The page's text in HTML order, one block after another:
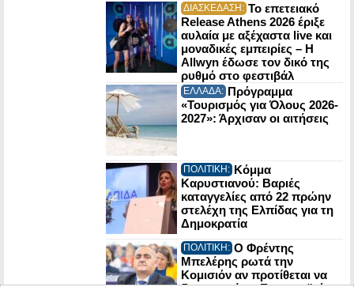
ΔΙΑΣΚΕΔΑΣΗ: Το επετειακό
Release Athens 2026 έριξε
αυλαία με αξέχαστα live και
μοναδικές εμπειρίες – Η
Allwyn έδωσε τον δικό της
ρυθμό στο φεστιβάλ
ΕΛΛΑΔΑ: Πρόγραμμα
«Τουρισμός για Όλους 2026-
2027»: Άρχισαν οι αιτήσεις
ΠΟΛΙΤΙΚΗ: Κόμμα
Καρυστιανού: Βαριές
καταγγελίες από 22 πρώην
στελέχη της Ελπίδας για τη
Δημοκρατία
ΠΟΛΙΤΙΚΗ: Ο Φρέντης
Μπελέρης ρωτά την
Κομισιόν αν προτίθεται να